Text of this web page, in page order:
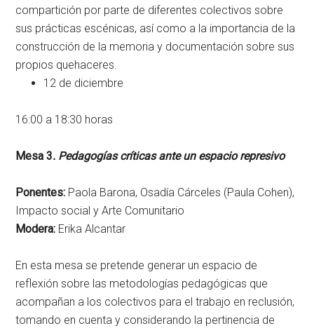
compartición por parte de diferentes colectivos sobre
sus prácticas escénicas, así como a la importancia de la
construcción de la memoria y documentación sobre sus
propios quehaceres.
12 de diciembre
16:00 a 18:30 horas
Mesa 3. Pedagogías críticas ante un espacio represivo
Ponentes: Paola Barona, Osadía Cárceles (Paula Cohen),
Impacto social y Arte Comunitario
Modera: Erika Alcantar
En esta mesa se pretende generar un espacio de
reflexión sobre las metodologías pedagógicas que
acompañan a los colectivos para el trabajo en reclusión,
tomando en cuenta y considerando la pertinencia de